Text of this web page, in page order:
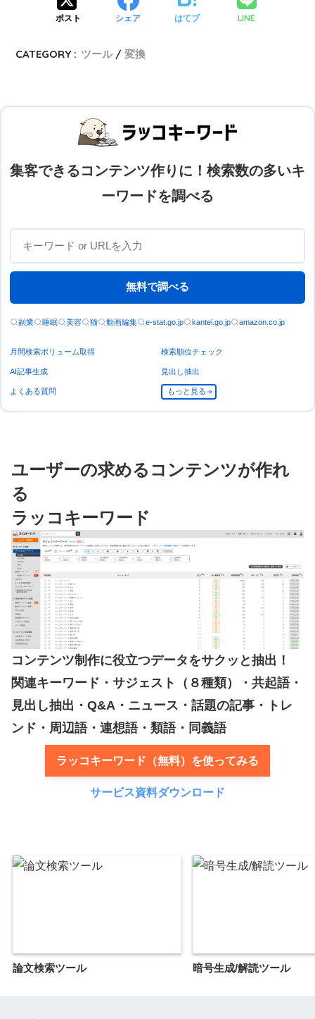
ポスト シェア はてブ LINE
CATEGORY : ツール 変換
集客できるコンテンツ作りに！検索数の多いキ
ーワードを調べる
無料で調べる
副業 睡眠 美容 猫 動画編集 e-stat.go.jp kantei.go.jp amazon.co.jp
月間検索ボリューム取得 検索順位チェック
AI記事生成 見出し抽出
よくある質問 もっと見る
ユーザーの求めるコンテンツが作れ
る
ラッコキーワード
コンテンツ制作に役立つデータをサクッと抽出！
関連キーワード・サジェスト（８種類）・共起語・
見出し抽出・Q&A・ニュース・話題の記事・トレ
ンド・周辺語・連想語・類語・同義語
ラッコキーワード（無料）を使ってみる
サービス資料ダウンロード
論文検索ツール 暗号生成/解読ツール